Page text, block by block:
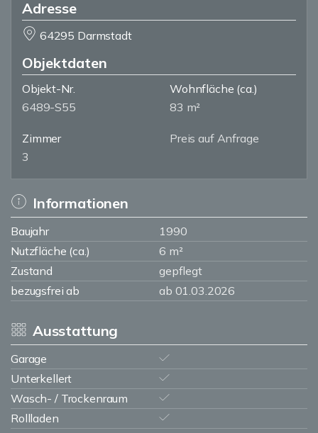
Adresse
64295 Darmstadt
Objektdaten
Objekt-Nr.
6489-S55
Wohnfläche (ca.)
83 m²
Zimmer
3
Preis auf Anfrage
Informationen
Baujahr
1990
Nutzfläche (ca.)
6 m²
Zustand
gepflegt
bezugsfrei ab
ab 01.03.2026
Ausstattung
Garage
Unterkellert
Wasch- / Trockenraum
Rollladen